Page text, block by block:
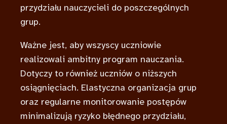
przydziału nauczycieli do poszczególnych
grup.
Ważne jest, aby wszyscy uczniowie
realizowali ambitny program nauczania.
Dotyczy to również uczniów o niższych
osiągnięciach. Elastyczna organizacja grup
oraz regularne monitorowanie postępów
minimalizują ryzyko błędnego przydziału,